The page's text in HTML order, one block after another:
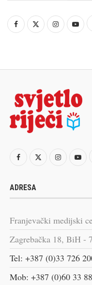
ADRESA
Franjevački medijski
Zagrebačka 18, BiH -
Tel: +387 (0)33 726
Mob: +387 (0)60 33